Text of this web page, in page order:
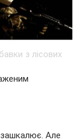
зашкалює. Але